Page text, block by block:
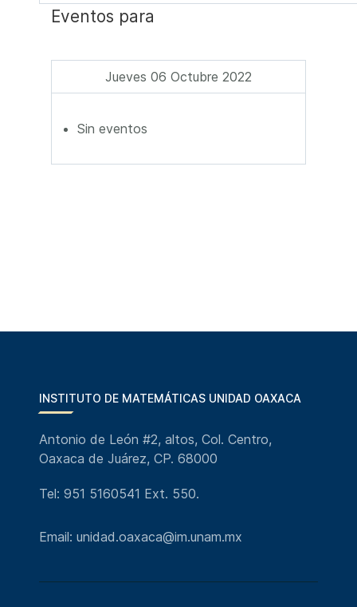
Eventos para
Jueves 06 Octubre 2022
Sin eventos
INSTITUTO DE MATEMÁTICAS UNIDAD OAXACA
Antonio de León #2, altos, Col. Centro,
Oaxaca de Juárez, CP. 68000
Tel: 951 5160541 Ext. 550.
Email: unidad.oaxaca@im.unam.mx